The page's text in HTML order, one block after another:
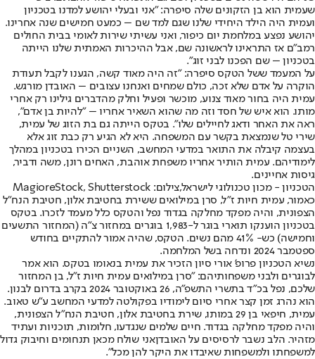
שעמית הוא בן הזקונים שלה סיפרה: "אני ובעלי יהושע למדנו בטכניון
ועמית היה הילד היחידי שלנו שגם למד שם – כמעט חמישים שנה אחרינו.
יהושע נפצע במלחמת יום כיפור, ואני עשיתי שירות לאומי בבית החולים
רמב"ם אז התראינו לראשונה שם, אבל ההיכרות האמתית שלנו הייתה
בטכניון – שם הפכנו לבני זוג".
על המעמד ששל הטקס סיפרה: "זה היה מאוד קשה, הגענו לקבל תעודת
הוקרה על אדם שלא זכה, כולם שמחים ואנחנו עצובים – האובדן מורגש.
עמית היה בחור מאוד צנוע, מוכשר ופעיל וחלק מהדברים גילינו רק אחרי
מותו. הוא איש של חסד וזה מה שהוא השאיר אחריו – "להיות בן אדם",
ראה את האחר ודאג לחיילים שלו". בטקס הייתה גם בת הזוג של עמית,
שירי טל שנמצאת בקשר עם המשפחה. היא לא הגיע רק כבת זוג אלא
בעצמה קיבלה את התואר במדעי המחשב, השניים הכירו בטכניון במהלך
לימודיהם. עמית הותיר אחריו משפחת אוהבת, האחים רונן, משה ודביר,
גיסות אחיינים.
הטכניון - מכון טכנולוגי לישראל,צילום: MagioreStock, Shutterstock
כאמור, עמית חיות ז"ל, סרן במילואים ששירת בחטיבת אלון, חטיבת הנח"ל
הצפונית, והיה מפקד מחלקה בגדוד נפל והטקס כלל מעמד לזכרו. בטקס
בטכניון הוענקו תוארי בוגר ל-1,983 בוגרים במחזור צ"ה (המחזור התשעים
וחמישה) כש- 41% מהם נשים. הטקס, שהיה אמור להתקיים בחודש
ספטמבר 2024 ונדחה בשל המלחמה.
נשיא הטכניון פרופ' אורי סיון הזכיר את עמית בנאומו בטקס. הוא אמר
לבוגרים ולבני משפחותיהם: "סרן במילואים עמית חיות ז"ל, בן המחזור
שלכם, נפל בכ"ד בתשרי התשפ"ה, 26 באוקטובר 2024 בקרב בדרום לבנון.
הוא נהרג זמן קצר אחרי סיום לימודיו בפקולטה למדעי המחשב ע"ש טאוב.
עמית, חיפאי בן 29 במותו, שירת בחטיבת אלון, חטיבת הנח"ל הצפונית,
והיה מפקד מחלקה בגדוד. חיים שלמים שנגדעו, חלומות, תוכניות ועתיד
מזהיר. הלב נשבר לרסיסים על האובדןאני שולח מכאן תנחומים וחיבוק גדול
למשפחתו ולמשפחות שאיבדו את היקר להן מכל".